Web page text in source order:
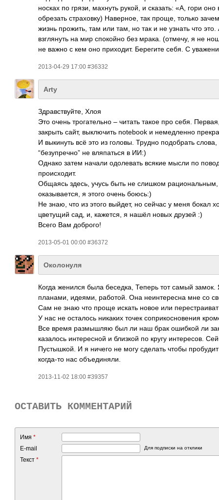
носках по грязи, махнуть рукой, и сказать: «А, гори
обрезать страховку) Наверное, так проще, только
жизнь прожить, там или там, но так и не узнать что
взглянуть на мир спокойно без мрака. (отмечу, я не
не важно с кем оно приходит. Берегите себя. С
2013-04-29 17:00 #36332
Arty
Здравствуйте, Хлоя
Это очень трогательно – читать такое про себя.
закрыть сайт, выключить notebook и немедленно
И выкинуть всё это из головы. Трудно подобрать
“безупречно” не вляпаться в ИИ:)
Однако затем начали одолевать всякие мысли по
происходит.
Общаясь здесь, учусь быть не слишком рациональным,
оказывается, я этого очень боюсь:)
Не знаю, что из этого выйдет, но сейчас у меня бокал
цветущий сад, и, кажется, я нашёл новых друзей :)
Всего Вам доброго!
2013-05-01 00:00 #36372
Околонуля
Когда женился была беседка, Теперь тот самый
планами, идеями, работой. Она неинтересна мне со
Сам не знаю что проще искать новое или
У нас не осталось никаких точек соприкосновения
Все время размышляю был ли наш брак ошибкой ли
казалось интересной и близкой по кругу интересов.
Пустышкой. И я ничего не могу сделать чтобы
когда-то нас объединяли.
2013-11-02 18:00 #39357
ОСТАВИТЬ КОММЕНТАРИЙ
Имя *
E-mail
Для подписки на отклики
Текст *